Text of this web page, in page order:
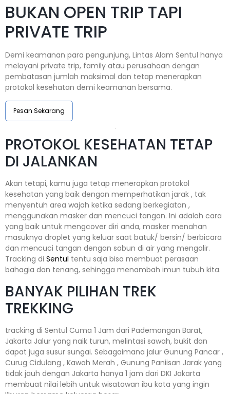
BUKAN OPEN TRIP TAPI
PRIVATE TRIP
Demi keamanan para pengunjung, Lintas Alam Sentul hanya
melayani private trip, family atau perusahaan dengan
pembatasan jumlah maksimal dan tetap menerapkan
protokol kesehatan demi keamanan bersama.
Pesan Sekarang
PROTOKOL KESEHATAN TETAP
DI JALANKAN
Akan tetapi, kamu juga tetap menerapkan protokol
kesehatan yang baik dengan memperhatikan jarak , tak
menyentuh area wajah ketika sedang berkegiatan ,
menggunakan masker dan mencuci tangan. Ini adalah cara
yang baik untuk mengcover diri anda, masker menahan
masuknya droplet yang keluar saat batuk/ bersin/ berbicara
dan mencuci tangan dengan sabun di air yang mengalir.
Tracking di Sentul tentu saja bisa membuat perasaan
bahagia dan tenang, sehingga menambah imun tubuh kita.
BANYAK PILIHAN TREK
TREKKING
tracking di Sentul Cuma 1 Jam dari Pademangan Barat,
Jakarta Jalur yang naik turun, melintasi sawah, bukit dan
dapat juga susur sungai. Sebagaimana jalur Gunung Pancar ,
Curug Cidulang , Kawah Merah , Gunung Paniisan Jarak yang
tidak jauh dengan Jakarta hanya 1 jam dari DKI Jakarta
membuat nilai lebih untuk wisatawan ibu kota yang ingin